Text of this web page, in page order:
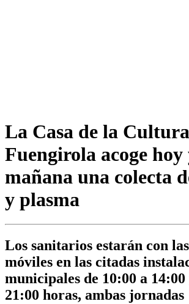
La Casa de la
Fuengirola acoge hoy
mañana una colecta
y plasma
Los sanitarios estarán con
móviles en las citadas
municipales de 10:00 a 14:00
21:00 horas, ambas jornadas